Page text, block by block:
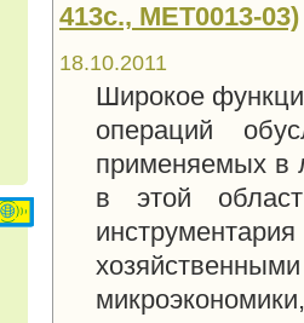
413с., MET0013-03)
18.10.2011
Широкое
операций
применяемых в
в этой